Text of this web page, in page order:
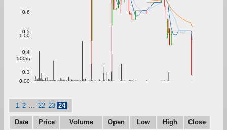
0.3
0.4
0.5
0.6
0.00
500m
1.00
1 2 22 23 24
Date Price Volume Open Low High
Close